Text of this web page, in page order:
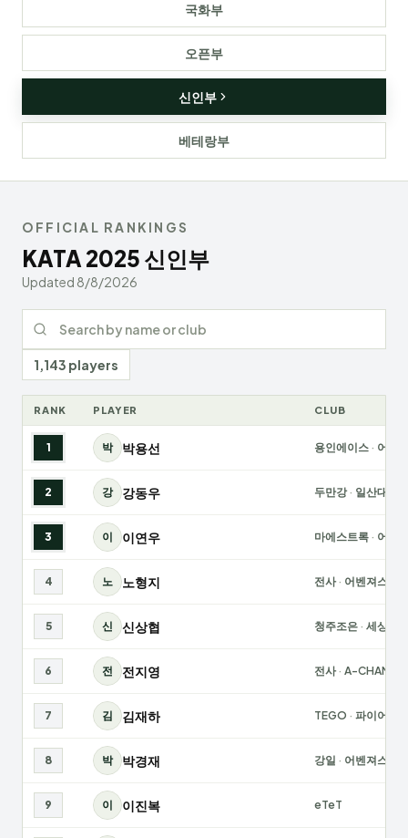
국화부
오픈부
신인부
베테랑부
OFFICIAL RANKINGS
KATA 2025 신인부
Updated 8/8/2026
Search rankings
1,143 players
RANK PLAYER CLUB
1 박 박용선 용인에이스 · 어벤
2 강 강동우 두만강· 일산대화
3 이 이연우 마에스트록 · 어택
4 노 노형지 전사· 어벤져스
5 신 신상협 청주조은 · 세상천
6 전 전지영 전사· A-
7 김 김재하 TEGO · 파이어볼
8 박 박경재 강일 · 어벤져스
9 이 이진복 eTeT